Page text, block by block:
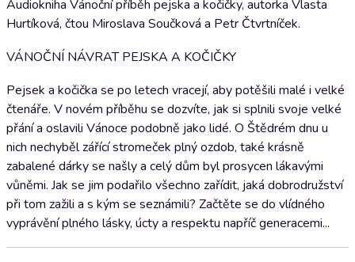
Audiokniha Vánoční příběh pejska a kočičky, autorka Vlasta
Hurtíková, čtou Miroslava Součková a Petr Čtvrtníček.
VÁNOČNÍ NÁVRAT PEJSKA A KOČIČKY
Pejsek a kočička se po letech vracejí, aby potěšili malé i velké
čtenáře. V novém příběhu se dozvíte, jak si splnili svoje velké
přání a oslavili Vánoce podobně jako lidé. O Štědrém dnu u
nich nechyběl zářící stromeček plný ozdob, také krásně
zabalené dárky se našly a celý dům byl prosycen lákavými
vůněmi. Jak se jim podařilo všechno zařídit, jaká dobrodružství
při tom zažili a s kým se seznámili? Začtěte se do vlídného
vyprávění plného lásky, úcty a respektu napříč generacemi...